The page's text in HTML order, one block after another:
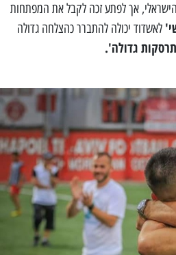
אך לפתע זכה לקבל את המפתחות
לאשדוד יכולה להתברר כהצלחה גדולה
גדולה'.